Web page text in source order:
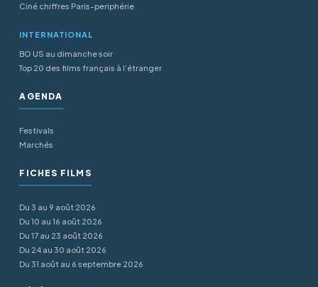
Ciné chiffres Paris-periphérie
INTERNATIONAL
BO US au dimanche soir
Top 20 des films français à l’étranger
AGENDA
Festivals
Marchés
FICHES FILMS
Du 3 au 9 août 2026
Du 10 au 16 août 2026
Du 17 au 23 août 2026
Du 24 au 30 août 2026
Du 31 août au 6 septembre 2026